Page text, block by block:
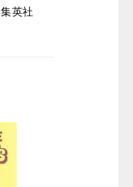
英社